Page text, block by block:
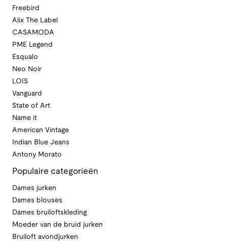
Freebird
Alix The Label
CASAMODA
PME Legend
Esqualo
Neo Noir
LOIS
Vanguard
State of Art
Name it
American Vintage
Indian Blue Jeans
Antony Morato
Populaire categorieën
Dames jurken
Dames blouses
Dames bruiloftskleding
Moeder van de bruid jurken
Bruiloft avondjurken